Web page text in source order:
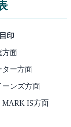
印
方面
ー方面
ンズ方面
IS方面